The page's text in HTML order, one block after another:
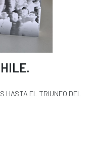
HASTA EL TRIUNFO DEL